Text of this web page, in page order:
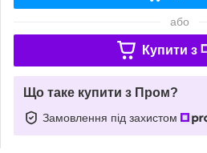
або
Купити з
Що таке купити з Пром?
Замовлення під захистом